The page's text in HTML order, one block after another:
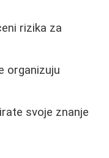
rizika za
organizuju
svoje znanje